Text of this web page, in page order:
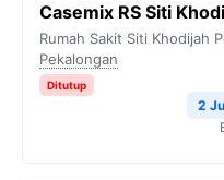
Casemix RS Siti
Rumah Sakit Siti Khodijah
Pekalongan
Ditutup
2